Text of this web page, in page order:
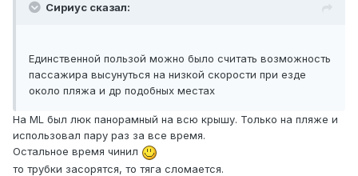
Сириус сказал:
Единственной пользой можно было считать возможность
пассажира высунуться на низкой скорости при езде
около пляжа и др подобных местах
На ML был люк панорамный на всю крышу. Только на пляже и
использовал пару раз за все время.
Остальное время чинил
то трубки засорятся, то тяга сломается.